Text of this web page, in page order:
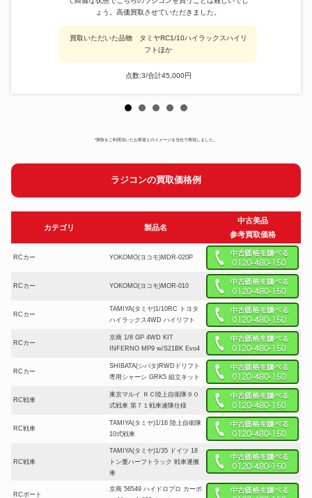
ょう。高価買取させていただきました。
買取いただいた品物 タミヤRC1/10ハイラックスハイリ
フトほか
点数:3/合計45,000円
*買取をご利用頂いたお客様とのイメージを当社で再現しました。
ラジコンの買取価格例
カテゴリ 製品名
中古美品
参考買取価格
RCカー YOKOMO(ヨコモ)MDR-020P
RCカー YOKOMO(ヨコモ)MOR-010
RCカー
TAMIYA(タミヤ)1/10RC トヨタ
ハイラックス4WD ハイリフト
RCカー
京商 1/8 GP 4WD KIT
INFERNO MP9 w/S21BK Evo4
RCカー
SHIBATA(シバタ)RWDドリフト
専用シャーシ GRK5 組立キット
RC戦車
東京マルイ ＲＣ陸上自衛隊９０
式戦車 第７１戦車連隊仕様
RC戦車
TAMIYA(タミヤ)1/16 陸上自衛隊
10式戦車
RC戦車
TAMIYA(タミヤ)1/35 ドイツ 18
トン重ハーフトラック 戦車運搬
車
RCボート
京商 56549 ハイドロプロ カーボ